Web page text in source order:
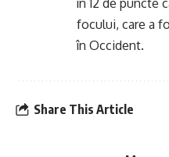
în 12 de puncte
focului, care a
în Occident.
Share This Article